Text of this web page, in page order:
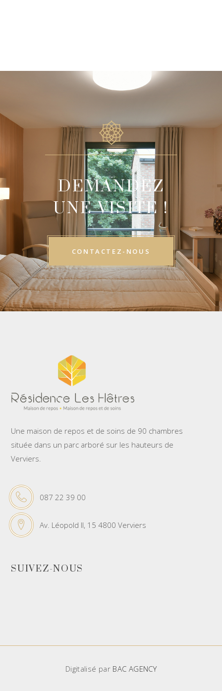
DEMANDEZ
UNE VISITE !
CONTACTEZ-NOUS
Une maison de repos et de soins de 90 chambres
située dans un parc arboré sur les hauteurs de
Verviers.
087 22 39 00
Av. Léopold II, 15 4800 Verviers
SUIVEZ-NOUS
Digitalisé par BAC AGENCY